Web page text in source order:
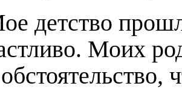
детство
Моих